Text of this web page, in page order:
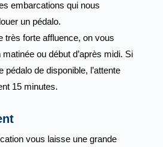
embarcations qui nous
un pédalo.
très forte affluence, on vous
ou début d’après midi. Si
pédalo de disponible, l’attente
15 minutes.
vous laisse une grande